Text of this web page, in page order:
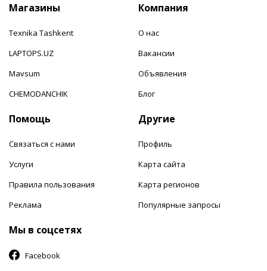
Магазины
Texnika Tashkent
LAPTOPS.UZ
Mavsum
CHEMODANCHIK
Компания
О нас
Вакансии
Объявления
Блог
Помощь
Связаться с нами
Услуги
Правила пользования
Реклама
Другие
Профиль
Карта сайта
Карта регионов
Популярные запросы
Мы в соцсетях
Facebook